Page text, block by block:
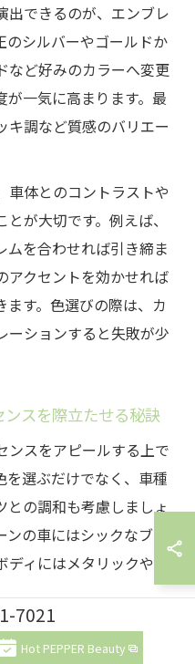
出できるのが、エンブレ
のシルバーやゴールドか
など好みのカラーへ変更
が一気に高まります。最
キ調など質感のバリエー
車体とのコントラストや
が大切です。例えば、
ムを合わせれば引き締ま
アクセントを効かせれば
す。色選びの際は、カ
ーションすると失敗が少
スを際立たせる秘訣
ンスをアピールする上で
を選ぶだけでなく、車種
の調和も考慮しましょ
の車にはシックなブラ
ィにはメタリックや鮮
なカラーを取り入れるこ
を表現することも可能で
7021
Hot PEPPER Beauty